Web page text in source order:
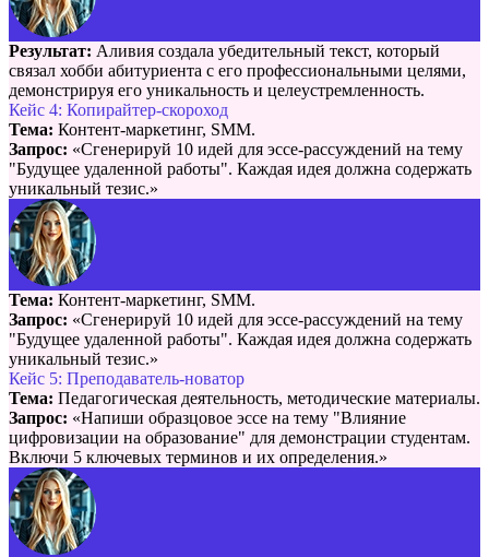
Результат: Аливия создала убедительный текст, который
связал хобби абитуриента с его профессиональными целями,
демонстрируя его уникальность и целеустремленность.
Кейс 4: Копирайтер-скороход
Тема: Контент-маркетинг, SMM.
Запрос: «Сгенерируй 10 идей для эссе-рассуждений на тему
"Будущее удаленной работы". Каждая идея должна содержать
уникальный тезис.»
Тема: Контент-маркетинг, SMM.
Запрос: «Сгенерируй 10 идей для эссе-рассуждений на тему
"Будущее удаленной работы". Каждая идея должна содержать
уникальный тезис.»
Кейс 5: Преподаватель-новатор
Тема: Педагогическая деятельность, методические материалы.
Запрос: «Напиши образцовое эссе на тему "Влияние
цифровизации на образование" для демонстрации студентам.
Включи 5 ключевых терминов и их определения.»